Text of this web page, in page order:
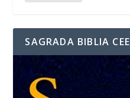
SAGRADA BIBLIA CEE